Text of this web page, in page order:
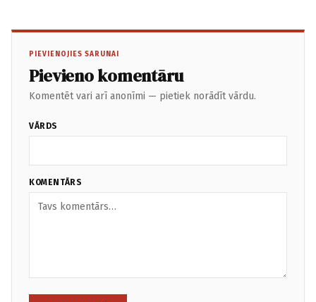
PIEVIENOJIES SARUNAI
Pievieno komentāru
Komentēt vari arī anonīmi — pietiek norādīt vārdu.
VĀRDS
KOMENTĀRS